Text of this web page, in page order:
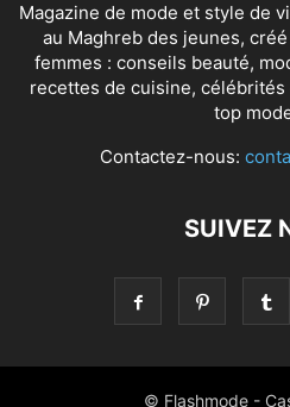
Magazine de mode et style de
au Maghreb des jeunes,
femmes : conseils beauté,
recettes de cuisine,
top
Contactez-nous:
SUIVEZ
© Flashmode -